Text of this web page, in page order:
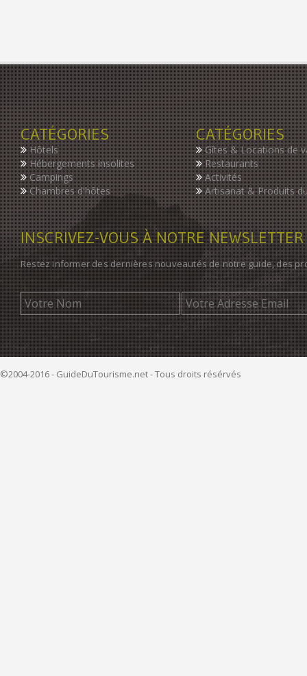
CATÉGORIES
Hôtels
Hébergements insolites
Campings
Chambres d'hôtes
CATÉGORIES
Gîtes & Locations de
Restaurants
Activités
Artisanat & Produits
INSCRIVEZ-VOUS À NOTRE NEWSLETTER
Restez informer des dernières nouveautés de notre guide, des
©2004-2016 - GuideDuTourisme.net - Tous droits résérvés